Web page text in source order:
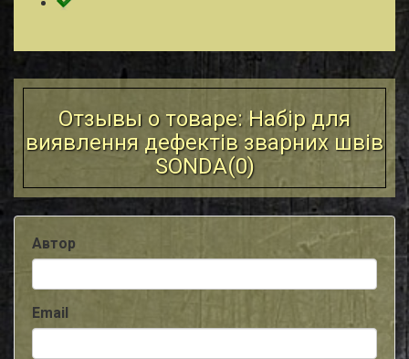
Отзывы о товаре: Набір для
виявлення дефектів зварних швів
SONDA(0)
Автор
Email